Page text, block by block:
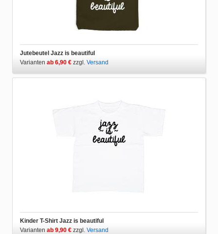
Jutebeutel Jazz is beautiful
Varianten ab 6,90 € zzgl. Versand
Kinder T-Shirt Jazz is beautiful
Varianten ab 9,90 € zzgl. Versand